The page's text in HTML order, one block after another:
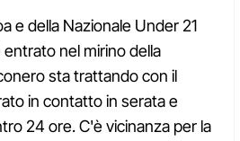
e della Nazionale Under 21
nel mirino della
sta trattando con il
in contatto in serata e
24 ore. C'è vicinanza per la